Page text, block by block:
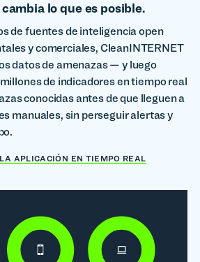
lo que es posible.
de fuentes de inteligencia open
y comerciales, CleanINTERNET
datos de amenazas — y luego
de indicadores en tiempo real
conocidas antes de que lleguen a
manuales, sin perseguir alertas y
APLICACIÓN EN TIEMPO REAL